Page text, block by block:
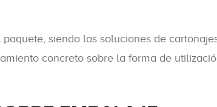
siendo las soluciones de
concreto sobre la forma de